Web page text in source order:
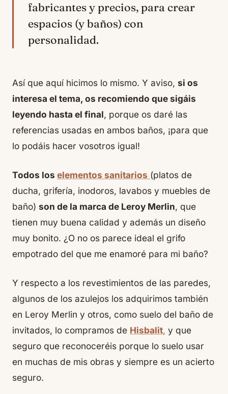
fabricantes y precios, para crear
espacios (y baños) con
personalidad.
Así que aquí hicimos lo mismo. Y aviso, si os
interesa el tema, os recomiendo que sigáis
leyendo hasta el final, porque os daré las
referencias usadas en ambos baños, ¡para que
lo podáis hacer vosotros igual!
Todos los elementos sanitarios (platos de
ducha, grifería, inodoros, lavabos y muebles de
baño) son de la marca de Leroy Merlin, que
tienen muy buena calidad y además un diseño
muy bonito. ¿O no os parece ideal el grifo
empotrado del que me enamoré para mi baño?
Y respecto a los revestimientos de las paredes,
algunos de los azulejos los adquirimos también
en Leroy Merlin y otros, como suelo del baño de
invitados, lo compramos de Hisbalit, y que
seguro que reconoceréis porque lo suelo usar
en muchas de mis obras y siempre es un acierto
seguro.